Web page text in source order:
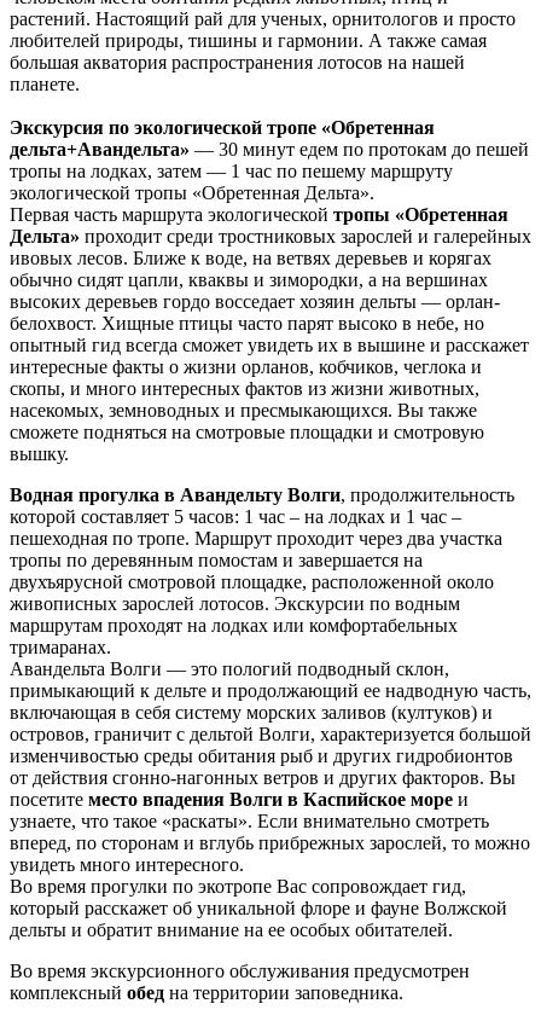
растений. Настоящий рай для ученых, орнитологов и просто
любителей природы, тишины и гармонии. А также самая
большая акватория распространения лотосов на нашей
планете.
Экскурсия по экологической тропе «Обретенная
дельта+Авандельта» — 30 минут едем по протокам до пешей
тропы на лодках, затем — 1 час по пешему маршруту
экологической тропы «Обретенная Дельта».
Первая часть маршрута экологической тропы «Обретенная
Дельта» проходит среди тростниковых зарослей и галерейных
ивовых лесов. Ближе к воде, на ветвях деревьев и корягах
обычно сидят цапли, кваквы и зимородки, а на вершинах
высоких деревьев гордо восседает хозяин дельты — орлан-
белохвост. Хищные птицы часто парят высоко в небе, но
опытный гид всегда сможет увидеть их в вышине и расскажет
интересные факты о жизни орланов, кобчиков, чеглока и
скопы, и много интересных фактов из жизни животных,
насекомых, земноводных и пресмыкающихся. Вы также
сможете подняться на смотровые площадки и смотровую
вышку.
Водная прогулка в Авандельту Волги, продолжительность
которой составляет 5 часов: 1 час – на лодках и 1 час –
пешеходная по тропе. Маршрут проходит через два участка
тропы по деревянным помостам и завершается на
двухъярусной смотровой площадке, расположенной около
живописных зарослей лотосов. Экскурсии по водным
маршрутам проходят на лодках или комфортабельных
тримаранах.
Авандельта Волги — это пологий подводный склон,
примыкающий к дельте и продолжающий ее надводную часть,
включающая в себя систему морских заливов (култуков) и
островов, граничит с дельтой Волги, характеризуется большой
изменчивостью среды обитания рыб и других гидробионтов
от действия сгонно-нагонных ветров и других факторов. Вы
посетите место впадения Волги в Каспийское море и
узнаете, что такое «раскаты». Если внимательно смотреть
вперед, по сторонам и вглубь прибрежных зарослей, то можно
увидеть много интересного.
Во время прогулки по экотропе Вас сопровождает гид,
который расскажет об уникальной флоре и фауне Волжской
дельты и обратит внимание на ее особых обитателей.
Во время экскурсионного обслуживания предусмотрен
комплексный обед на территории заповедника.